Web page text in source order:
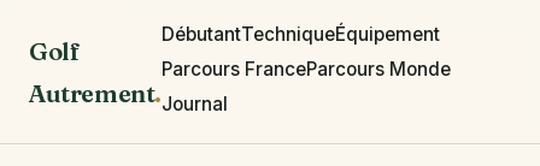
Golf
Autrement.
DébutantTechniqueÉquipement
Parcours FranceParcours Monde
Journal